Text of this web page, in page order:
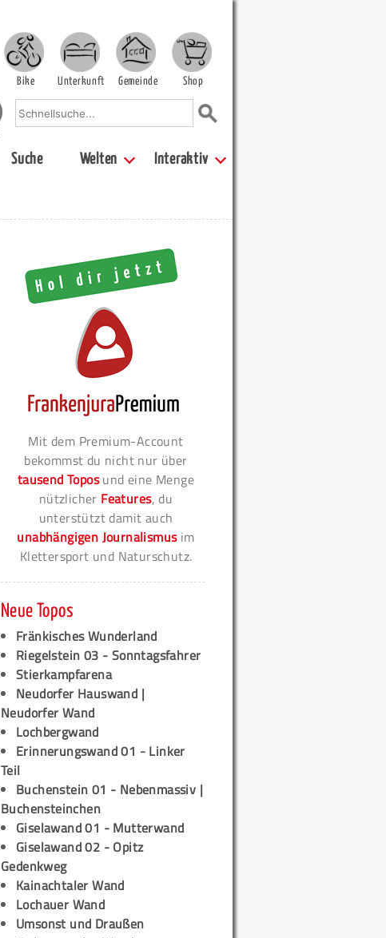
Bike Unterkunft Gemeinde Shop
Suche Welten Interaktiv
Mit dem Premium-Account
bekommst du nicht nur über
tausend Toposund eine Menge
nützlicher Features, du
unterstützt damit auch
unabhängigen Journalismusim
Klettersport und Naturschutz.
Neue Topos
Fränkisches Wunderland
Riegelstein 03 - Sonntagsfahrer
Stierkampfarena
Neudorfer Hauswand |
Neudorfer Wand
Lochbergwand
Erinnerungswand 01 - Linker
Teil
Buchenstein 01 - Nebenmassiv |
Buchensteinchen
Giselawand 01 - Mutterwand
Giselawand 02 - Opitz
Gedenkweg
Kainachtaler Wand
Lochauer Wand
Umsonst und Draußen